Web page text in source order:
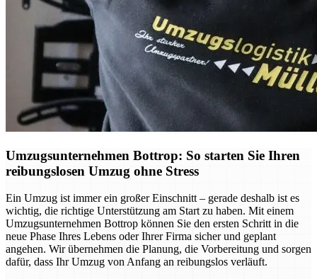
Umzugsunternehmen Bottrop: So starten Sie Ihren
reibungslosen Umzug ohne Stress
Ein Umzug ist immer ein großer Einschnitt – gerade deshalb ist es
wichtig, die richtige Unterstützung am Start zu haben. Mit einem
Umzugsunternehmen Bottrop können Sie den ersten Schritt in die
neue Phase Ihres Lebens oder Ihrer Firma sicher und geplant
angehen. Wir übernehmen die Planung, die Vorbereitung und sorgen
dafür, dass Ihr Umzug von Anfang an reibungslos verläuft.